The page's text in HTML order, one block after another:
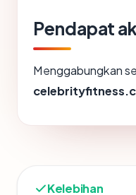
Pendapat
Menggabungkan
Kelebihan